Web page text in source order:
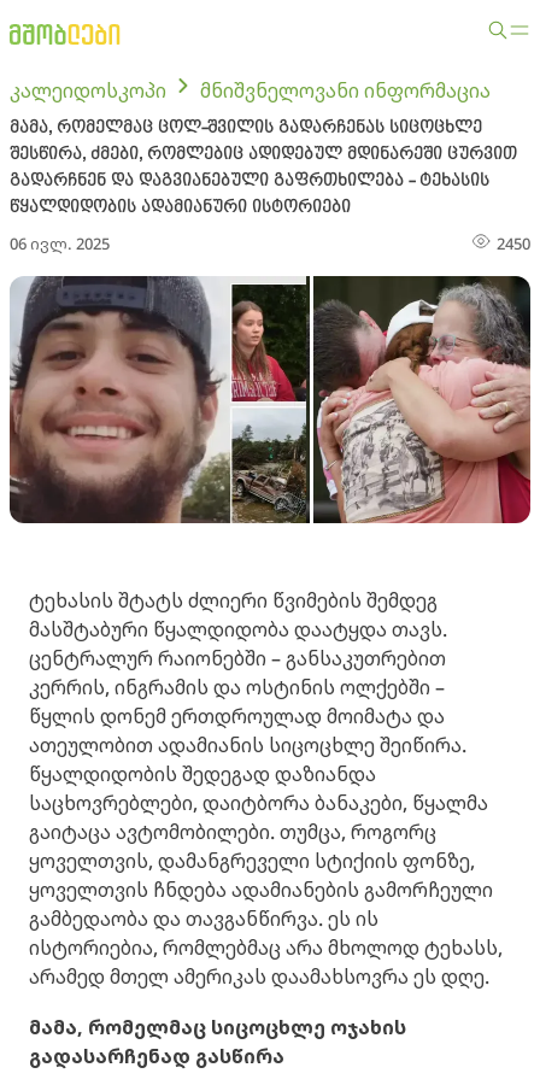
კალეიდოსკოპი მნიშვნელოვანი ინფორმაცია
მამა, რომელმაც ცოლ-შვილის გადარჩენას სიცოცხლე
შესწირა, ძმები, რომლებიც ადიდებულ მდინარეში ცურვით
გადარჩნენ და დაგვიანებული გაფრთხილება - ტეხასის
წყალდიდობის ადამიანური ისტორიები
06 ივლ. 2025 2450
ტეხასის შტატს ძლიერი წვიმების შემდეგ
მასშტაბური წყალდიდობა დაატყდა თავს.
ცენტრალურ რაიონებში – განსაკუთრებით
კერრის, ინგრამის და ოსტინის ოლქებში –
წყლის დონემ ერთდროულად მოიმატა და
ათეულობით ადამიანის სიცოცხლე შეიწირა.
წყალდიდობის შედეგად დაზიანდა
საცხოვრებლები, დაიტბორა ბანაკები, წყალმა
გაიტაცა ავტომობილები. თუმცა, როგორც
ყოველთვის, დამანგრეველი სტიქიის ფონზე,
ყოველთვის ჩნდება ადამიანების გამორჩეული
გამბედაობა და თავგანწირვა. ეს ის
ისტორიებია, რომლებმაც არა მხოლოდ ტეხასს,
არამედ მთელ ამერიკას დაამახსოვრა ეს დღე.
მამა, რომელმაც სიცოცხლე ოჯახის
გადასარჩენად გასწირა